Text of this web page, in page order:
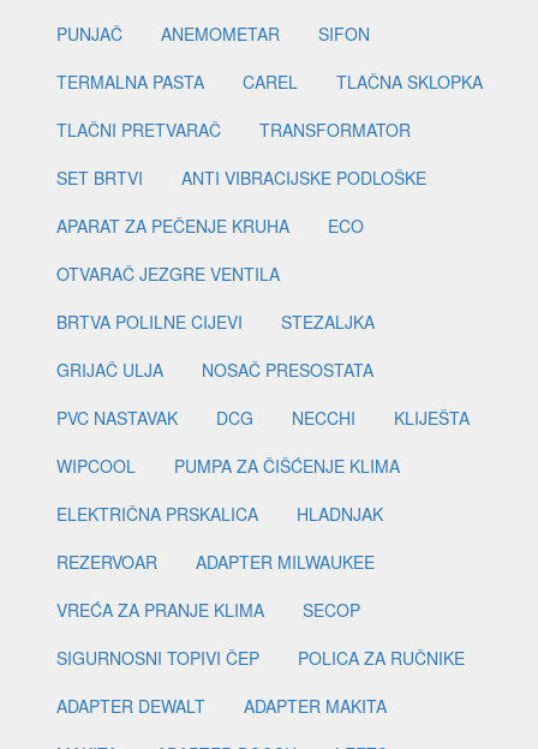
PUNJAČ
ANEMOMETAR
SIFON
TERMALNA PASTA
CAREL
TLAČNA SKLOPKA
TLAČNI PRETVARAČ
TRANSFORMATOR
SET BRTVI
ANTI VIBRACIJSKE PODLOŠKE
APARAT ZA PEČENJE KRUHA
ECO
OTVARAČ JEZGRE VENTILA
BRTVA POLILNE CIJEVI
STEZALJKA
GRIJAČ ULJA
NOSAČ PRESOSTATA
PVC NASTAVAK
DCG NECCHI
KLIJEŠTA
WIPCOOL
PUMPA ZA ČIŠĆENJE KLIMA
ELEKTRIČNA PRSKALICA
HLADNJAK
REZERVOAR
ADAPTER MILWAUKEE
VREĆA ZA PRANJE KLIMA
SECOP
SIGURNOSNI TOPIVI ČEP
POLICA ZA RUČNIKE
ADAPTER DEWALT
ADAPTER MAKITA